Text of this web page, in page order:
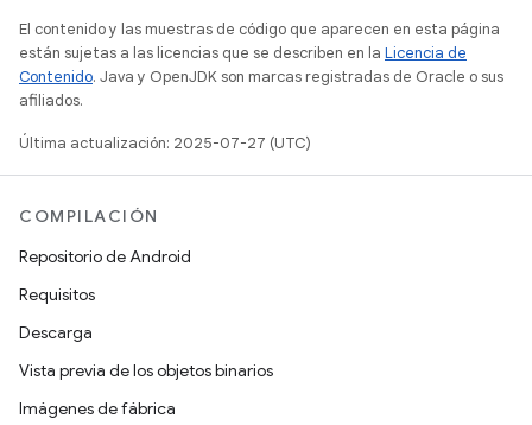
El contenido y las muestras de código que aparecen en esta página
están sujetas a las licencias que se describen en la Licencia de
Contenido. Java y OpenJDK son marcas registradas de Oracle o sus
afiliados.
Última actualización: 2025-07-27 (UTC)
COMPILACIÓN
Repositorio de Android
Requisitos
Descarga
Vista previa de los objetos binarios
Imágenes de fábrica